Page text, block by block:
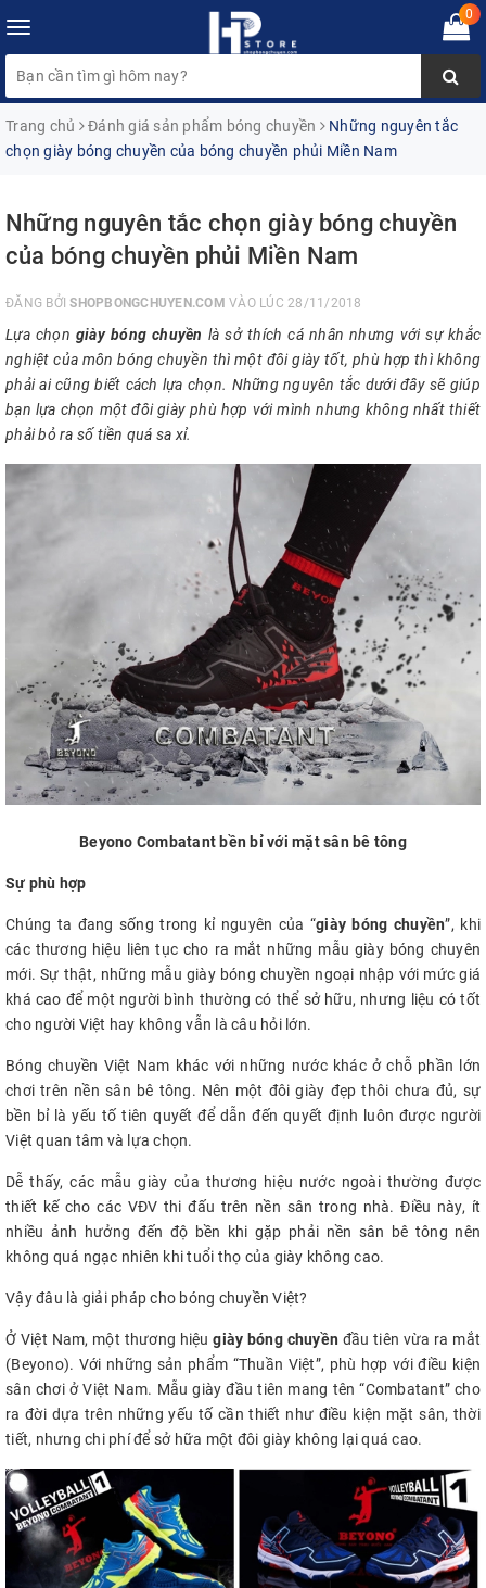
Toggle
navigation
0
Trang chủ Đánh giá sản phẩm bóng chuyền
Những nguyên tắc
chọn giày bóng chuyền của bóng chuyền phủi Miền Nam
Những nguyên tắc chọn giày bóng chuyền
của bóng chuyền phủi Miền Nam
ĐĂNG BỞISHOPBONGCHUYEN.COM VÀO LÚC 28/11/2018
Lựa chọn giày bóng chuyền là sở thích cá nhân nhưng với sự khắc
nghiệt của môn bóng chuyền thì một đôi giày tốt, phù hợp thì không
phải ai cũng biết cách lựa chọn. Những nguyên tắc dưới đây sẽ giúp
bạn lựa chọn một đôi giày phù hợp với mình nhưng không nhất thiết
phải bỏ ra số tiền quá sa xỉ.
Beyono Combatant bền bỉ với mặt sân bê tông
Sự phù hợp
Chúng ta đang sống trong kỉ nguyên của “giày bóng chuyền”, khi
các thương hiệu liên tục cho ra mắt những mẫu giày bóng chuyên
mới. Sự thật, những mẫu giày bóng chuyền ngoại nhập với mức giá
khá cao để một người bình thường có thể sở hữu, nhưng liệu có tốt
cho người Việt hay không vẫn là câu hỏi lớn.
Bóng chuyền Việt Nam khác với những nước khác ở chỗ phần lớn
chơi trên nền sân bê tông. Nên một đôi giày đẹp thôi chưa đủ, sự
bền bỉ là yếu tố tiên quyết để dẫn đến quyết định luôn được người
Việt quan tâm và lựa chọn.
Dễ thấy, các mẫu giày của thương hiệu nước ngoài thường được
thiết kế cho các VĐV thi đấu trên nền sân trong nhà. Điều này, ít
nhiều ảnh hưởng đến độ bền khi gặp phải nền sân bê tông nên
không quá ngạc nhiên khi tuổi thọ của giày không cao.
Vậy đâu là giải pháp cho bóng chuyền Việt?
Ở Việt Nam, một thương hiệugiày bóng chuyền đầu tiên vừa ra mắt
(Beyono). Với những sản phẩm “Thuần Việt”, phù hợp với điều kiện
sân chơi ở Việt Nam. Mẫu giày đầu tiên mang tên “Combatant” cho
ra đời dựa trên những yếu tố cần thiết như điều kiện mặt sân, thời
tiết, nhưng chi phí để sở hữa một đôi giày không lại quá cao.